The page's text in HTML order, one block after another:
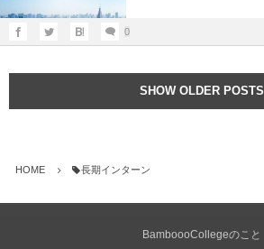
0
SHOW OLDER POSTS
HOME 長期インターン
BamboooCollegeのこと